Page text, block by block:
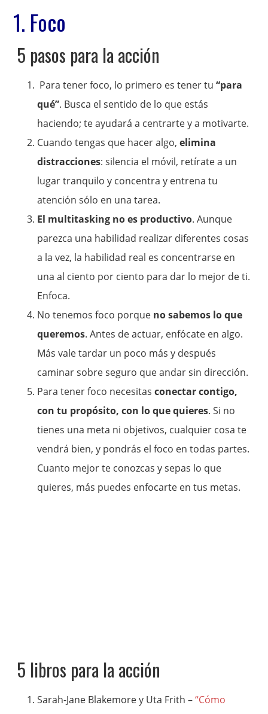
1. Foco
5 pasos para la acción
Para tener foco, lo primero es tener tu“para
qué”. Busca el sentido de lo que estás
haciendo; te ayudará a centrarte y a motivarte.
Cuando tengas que hacer algo,elimina
distracciones: silencia el móvil, retírate a un
lugar tranquilo y concentra y entrena tu
atención sólo en una tarea.
El multitasking no es productivo. Aunque
parezca una habilidad realizar diferentes cosas
a la vez, la habilidad real es concentrarse en
una al ciento por ciento para dar lo mejor de ti.
Enfoca.
No tenemos foco porque no sabemos lo que
queremos. Antes de actuar, enfócate en algo.
Más vale tardar un poco más y después
caminar sobre seguro que andar sin dirección.
Para tener foco necesitasconectar contigo,
con tu propósito, con lo que quieres. Si no
tienes una meta ni objetivos, cualquier cosa te
vendrá bien, y pondrás el foco en todas partes.
Cuanto mejor te conozcas y sepas lo que
quieres, más puedes enfocarte en tus metas.
5 libros para la acción
Sarah-Jane Blakemore y Uta Frith –“Cómo